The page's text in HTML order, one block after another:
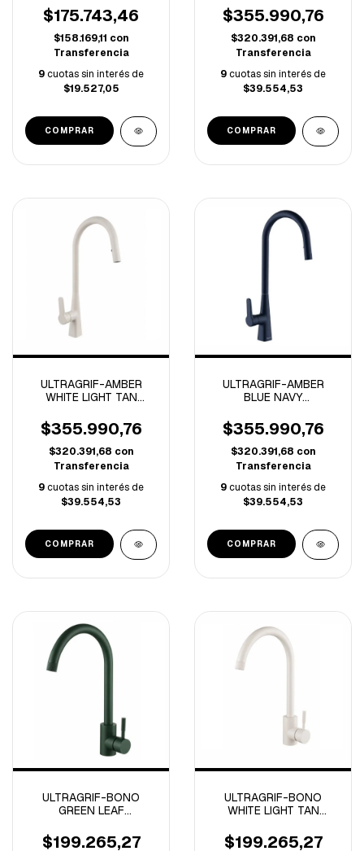
$175.743,46
$158.169,11 con
Transferencia
9cuotas sin interés de
$19.527,05
COCINA -UGLE203G11-
$355.990,76
$320.391,68 con
Transferencia
9cuotas sin interés de
$39.554,53
ULTRAGRIF-AMBER
WHITE LIGHT TAN
COCINA -UGLE203W11-
$355.990,76
$320.391,68 con
Transferencia
9cuotas sin interés de
$39.554,53
ULTRAGRIF-AMBER
BLUE NAVY
COCINA -UGLE203B11-
$355.990,76
$320.391,68 con
Transferencia
9cuotas sin interés de
$39.554,53
ULTRAGRIF-BONO
GREEN LEAF
COCINA -UGLE203G10-
$199.265,27
ULTRAGRIF-BONO
WHITE LIGHT TAN
COCINA -
$199.265,27